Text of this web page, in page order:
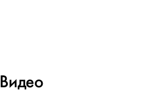
Видео